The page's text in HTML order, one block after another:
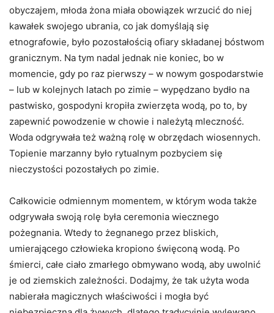
obyczajem, młoda żona miała obowiązek wrzucić do niej
kawałek swojego ubrania, co jak domyślają się
etnografowie, było pozostałością ofiary składanej bóstwom
granicznym. Na tym nadal jednak nie koniec, bo w
momencie, gdy po raz pierwszy – w nowym gospodarstwie
– lub w kolejnych latach po zimie – wypędzano bydło na
pastwisko, gospodyni kropiła zwierzęta wodą, po to, by
zapewnić powodzenie w chowie i należytą mleczność.
Woda odgrywała też ważną rolę w obrzędach wiosennych.
Topienie marzanny było rytualnym pozbyciem się
nieczystości pozostałych po zimie.
Całkowicie odmiennym momentem, w którym woda także
odgrywała swoją rolę była ceremonia wiecznego
pożegnania. Wtedy to żegnanego przez bliskich,
umierającego człowieka kropiono święconą wodą. Po
śmierci, całe ciało zmarłego obmywano wodą, aby uwolnić
je od ziemskich zależności. Dodajmy, że tak użyta woda
nabierała magicznych właściwości i mogła być